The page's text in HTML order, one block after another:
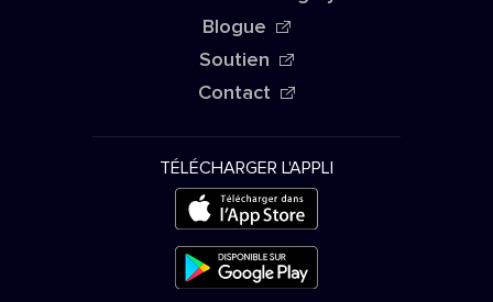
Blogue
Soutien
Contact
TÉLÉCHARGER L'APPLI